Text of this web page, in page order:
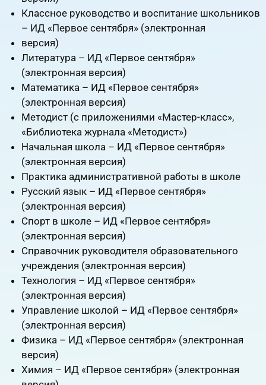
Классное руководство и воспитание школьников
– ИД «Первое сентября» (элек­тронная
версия)
Литература – ИД «Первое сентября»
(электронная версия)
Математика – ИД «Первое сентября»
(электронная версия)
Методист (с приложениями «Мастер-класс»,
«Библиотека журнала «Мето­дист»)
Начальная школа – ИД «Первое сентября»
(электронная версия)
Практика административной работы в школе
Русский язык – ИД «Первое сентября»
(электронная версия)
Спорт в школе – ИД «Первое сентября»
(электронная версия)
Справочник руководителя образовательного
учреждения (электронная вер­сия)
Технология – ИД «Первое сентября»
(электронная версия)
Управление школой – ИД «Первое сентября»
(электронная версия)
Физика – ИД «Первое сентября» (электронная
версия)
Химия – ИД «Первое сентября» (электронная